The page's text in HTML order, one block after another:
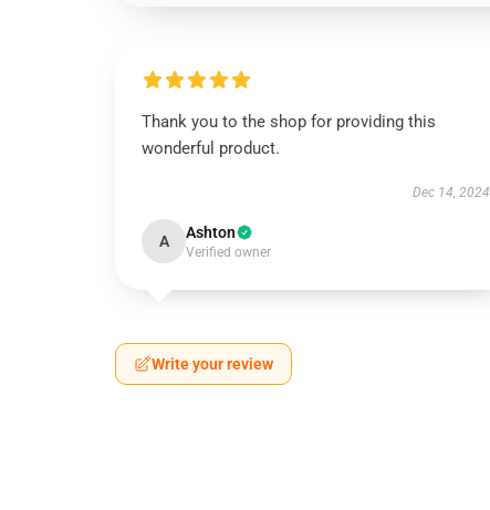
Thank you to the shop for providing this
wonderful product.
Dec 14, 2024
A Ashton
Verified owner
Write your review